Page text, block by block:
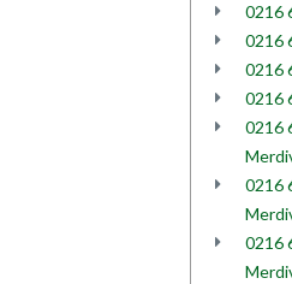
0216
0216
0216
0216
0216
0216
0216